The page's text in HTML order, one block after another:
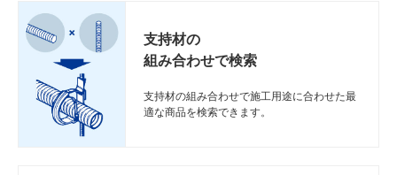
支持材の
組み合わせで検索
支持材の組み合わせで施工用途に合わせた最
適な商品を検索できます。